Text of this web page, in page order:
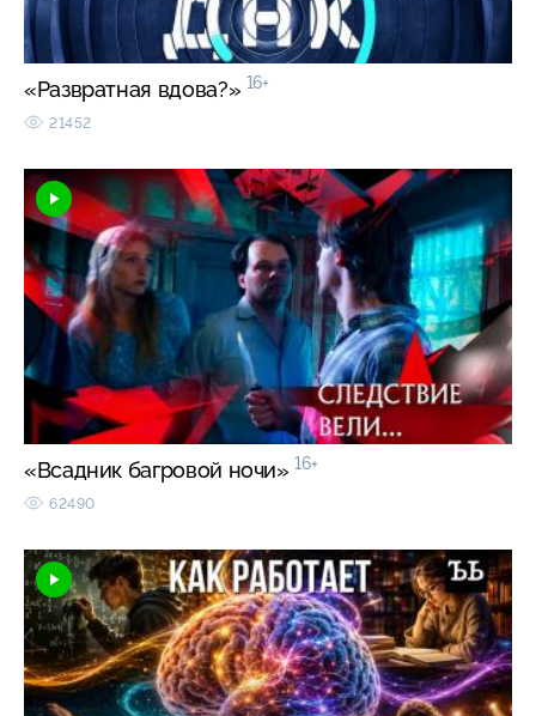
«Развратная вдова?» 16+
21452
«Всадник багровой ночи» 16+
62490